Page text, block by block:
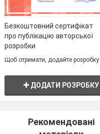
Безкоштовний сертифікат
про публікацію авторської
розробки
Щоб отримати, додайте розробку
ДОДАТИ РОЗРОБКУ
Рекомендовані